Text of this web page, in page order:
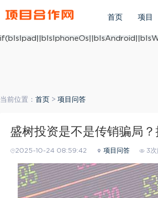
ua.match(/iphone os/i) == "iphone os";
首页 项目
当前位置： 首页 > 项目问答
盛树投资是不是传销骗局
2025-10-24 08:59:42 项目问答 3次